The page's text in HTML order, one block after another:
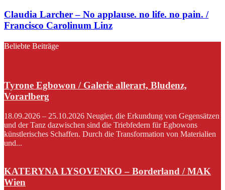
Claudia Larcher – No applause. no life. no pain. /
Francisco Carolinum Linz
Beliebte Beiträge
Tyrone Egbowon / Galerie allerart, Bludenz,
Vorarlberg
18.09.2026 – 25.10.2026 Neugier, die Erkundung von Gegensätzen
und der Tanz dazwischen sind die Triebfedern für Egbowons
künstlerisches Schaffen. Durch die Transformation von Materialien
und...
KATERYNA LYSOVENKO – Borderland / MAK
Wien